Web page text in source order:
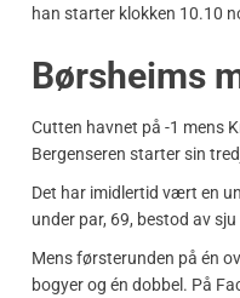
han starter klokken 10.10
Børsheims
Cutten havnet på -1 mens
Bergenseren starter sin
Det har imidlertid vært en
under par, 69, bestod av
Mens førsterunden på én
bogyer og én dobbel. På